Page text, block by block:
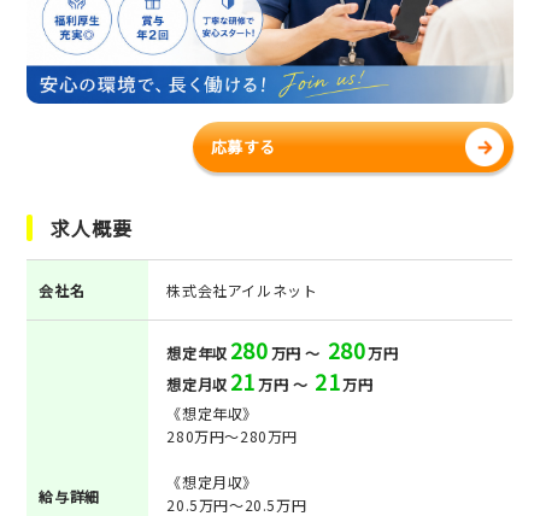
応募する
求人概要
会社名 株式会社アイルネット
給与詳細
想定年収 280万円 ～ 280万円
想定月収 21万円 ～ 21万円
《想定年収》
280万円～280万円
《想定月収》
20.5万円～20.5万円